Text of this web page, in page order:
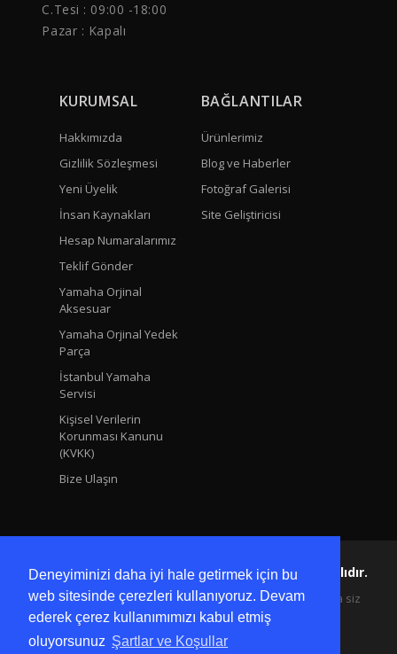
Deneyiminizi daha iyi hale getirmek için bu
web sitesinde çerezleri kullanıyoruz. Devam
ederek çerez kullanımımızı kabul etmiş
oluyorsunuz Şartlar ve Koşullar
C.Tesi : 09:00 -18:00
Pazar : Kapalı
KURUMSAL
Hakkımızda
Gizlilik Sözleşmesi
Yeni Üyelik
İnsan Kaynakları
Hesap Numaralarımız
Teklif Gönder
Yamaha Orjinal
Aksesuar
Yamaha Orjinal Yedek
Parça
İstanbul Yamaha
Servisi
Kişisel Verilerin
Korunması Kanunu
(KVKK)
Bize Ulaşın
BAĞLANTILAR
Ürünlerimiz
Blog ve Haberler
Fotoğraf Galerisi
Site Geliştiricisi
Yamaha Ersoy Copyright © 2024 Tüm Hakları Saklıdır.
Kişisel bilgilerinize sadece siz ulaşabilir ve onları yalnızca siz
değiştirebilirsiniz, üçüncü şahısların erişimlerine izin
verilmemektedir.